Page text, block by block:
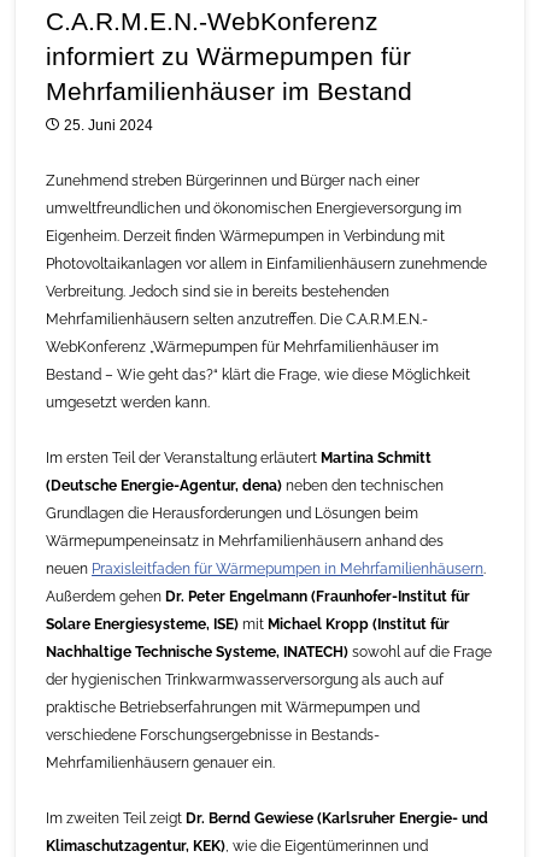
C.A.R.M.E.N.-WebKonferenz
informiert zu Wärmepumpen für
Mehrfamilienhäuser im Bestand
25. Juni 2024
Zunehmend streben Bürgerinnen und Bürger nach einer
umweltfreundlichen und ökonomischen Energieversorgung im
Eigenheim. Derzeit finden Wärmepumpen in Verbindung mit
Photovoltaikanlagen vor allem in Einfamilienhäusern zunehmende
Verbreitung. Jedoch sind sie in bereits bestehenden
Mehrfamilienhäusern selten anzutreffen. Die C.A.R.M.E.N.-
WebKonferenz „Wärmepumpen für Mehrfamilienhäuser im
Bestand – Wie geht das?“ klärt die Frage, wie diese Möglichkeit
umgesetzt werden kann.
Im ersten Teil der Veranstaltung erläutert Martina Schmitt
(Deutsche Energie-Agentur, dena) neben den technischen
Grundlagen die Herausforderungen und Lösungen beim
Wärmepumpeneinsatz in Mehrfamilienhäusern anhand des
neuen Praxisleitfaden für Wärmepumpen in Mehrfamilienhäusern.
Außerdem gehen Dr. Peter Engelmann (Fraunhofer-Institut für
Solare Energiesysteme, ISE) mit Michael Kropp (Institut für
Nachhaltige Technische Systeme, INATECH) sowohl auf die Frage
der hygienischen Trinkwarmwasserversorgung als auch auf
praktische Betriebserfahrungen mit Wärmepumpen und
verschiedene Forschungsergebnisse in Bestands-
Mehrfamilienhäusern genauer ein.
Im zweiten Teil zeigt Dr. Bernd Gewiese (Karlsruher Energie- und
Klimaschutzagentur, KEK), wie die Eigentümerinnen und